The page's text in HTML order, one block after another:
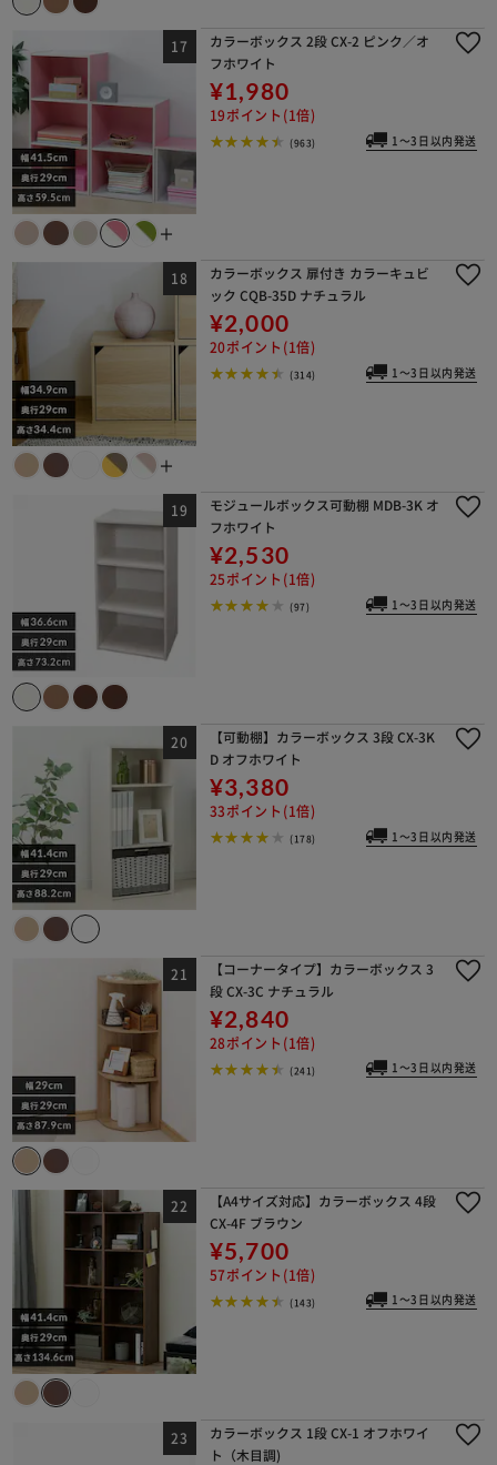
＋
カラーボックス 2段 CX-2 ピンク／オ
フホワイト
¥1,980
19ポイント(1倍)
(963) 1～3日以内発送
＋
カラーボックス 扉付き カラーキュビ
ック CQB-35D ナチュラル
¥2,000
20ポイント(1倍)
(314) 1～3日以内発送
モジュールボックス可動棚 MDB-3K オ
フホワイト
¥2,530
25ポイント(1倍)
(97) 1～3日以内発送
【可動棚】カラーボックス 3段 CX-3K
D オフホワイト
¥3,380
33ポイント(1倍)
(178) 1～3日以内発送
【コーナータイプ】カラーボックス 3
段 CX-3C ナチュラル
¥2,840
28ポイント(1倍)
(241) 1～3日以内発送
【A4サイズ対応】カラーボックス 4段
CX-4F ブラウン
¥5,700
57ポイント(1倍)
(143) 1～3日以内発送
カラーボックス 1段 CX-1 オフホワイ
ト（木目調)